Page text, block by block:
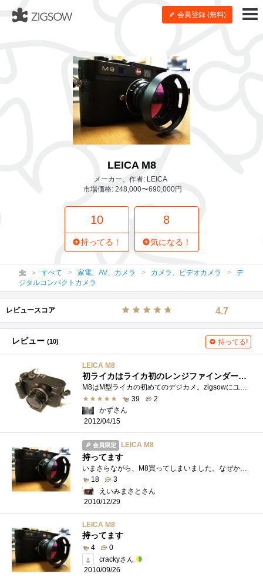
会員登録 (無料)
LEICA M8
メーカー、作者: LEICA
市場価格: 248,000〜690,000円
10
持ってる！
8
気になる！
すべて 家電、AV、カメラ カメラ、ビデオカメラ
デ
ジタルコンパクトカメラ
レビュースコア 4.7
レビュー (10) 持ってる!
LEICA M8
初ライカはライカ初のレンジファインダーデジタルカメラ
M8はM型ライカの初めてのデジカメ。zigsowにユーザー登録していなかったら、このカメラを知ることはなかったんじゃないかと思います。たぶん。�...
39
2
かずさん
2012/04/15
会員限定 LEICA M8
持ってます
18
3
えいみまさとさん
2010/12/29
LEICA M8
持ってます
4
0
crackyさん
2010/09/26